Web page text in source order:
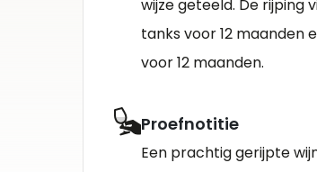
wijze geteeld. De rijping
tanks voor 12 maanden
voor 12 maanden.
Proefnotitie
Een prachtig gerijpte